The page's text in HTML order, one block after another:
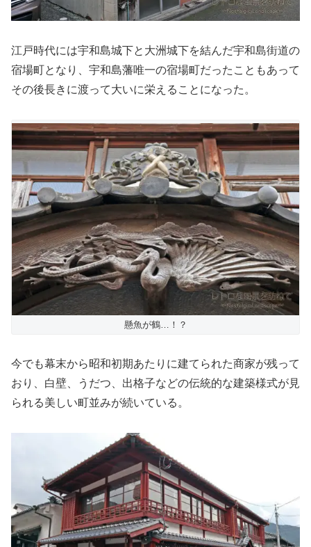
江戸時代には宇和島城下と大洲城下を結んだ宇和島街道の
宿場町となり、宇和島藩唯一の宿場町だったこともあって
その後長きに渡って大いに栄えることになった。
懸魚が鶴…！？
今でも幕末から昭和初期あたりに建てられた商家が残って
おり、白壁、うだつ、出格子などの伝統的な建築様式が見
られる美しい町並みが続いている。